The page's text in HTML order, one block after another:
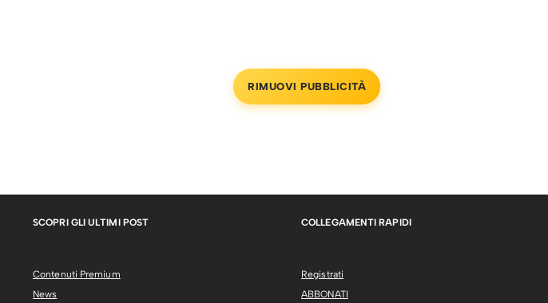
RIMUOVI PUBBLICITÀ
SCOPRI GLI ULTIMI POST
Contenuti Premium
News
COLLEGAMENTI RAPIDI
Registrati
ABBONATI